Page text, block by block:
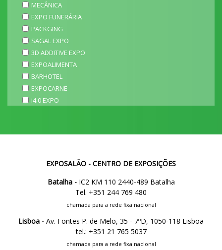
MECÂNICA
EXPO FUNERÁRIA
PACKGING
SAGAL EXPO
3D ADDITIVE EXPO
EXPOALIMENTA
BARHOTEL
EXPOCARNE
i4.0 EXPO
EXPOSALÃO - CENTRO DE EXPOSIÇÕES
Batalha -IC2 KM 110 2440-489 Batalha
Tel. +351 244 769 480
chamada para a rede fixa nacional
Lisboa - Av. Fontes P. de Melo, 35 - 7ºD, 1050-118 Lisboa
tel.: +351 21 765 5037
chamada para a rede fixa nacional